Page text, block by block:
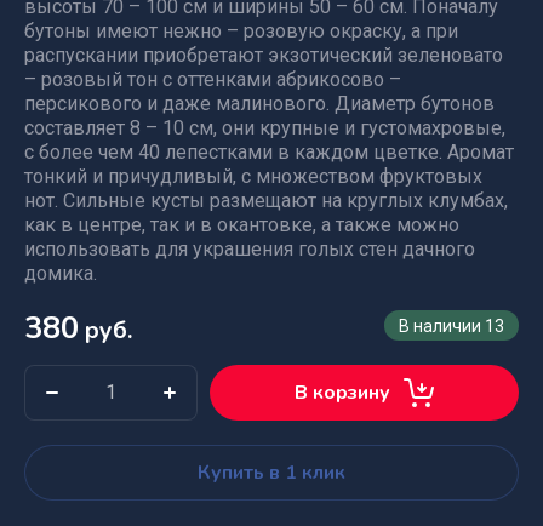
высоты 70 – 100 см и ширины 50 – 60 см. Поначалу
бутоны имеют нежно – розовую окраску, а при
распускании приобретают экзотический зеленовато
– розовый тон с оттенками абрикосово –
персикового и даже малинового. Диаметр бутонов
составляет 8 – 10 см, они крупные и густомахровые,
с более чем 40 лепестками в каждом цветке. Аромат
тонкий и причудливый, с множеством фруктовых
нот. Сильные кусты размещают на круглых клумбах,
как в центре, так и в окантовке, а также можно
использовать для украшения голых стен дачного
домика.
В наличии 13
380 руб.
В корзину
Купить в 1 клик